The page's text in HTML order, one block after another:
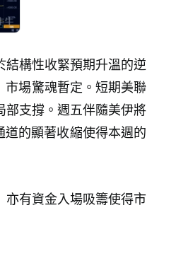
構性收緊預期升溫的逆
市場驚魂暫定。短期美聯
部支撐。週五伴隨美伊將
的顯著收縮使得本週的
有資金入場吸籌使得市